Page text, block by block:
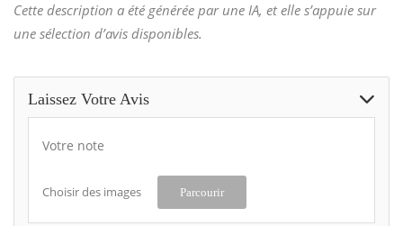
Cette description a été générée par une IA, et elle s’appuie sur
une sélection d’avis disponibles.
Laissez Votre Avis
Votre note
Choisir des images Parcourir